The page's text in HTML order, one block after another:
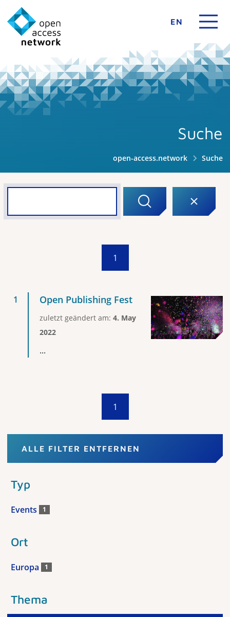
EN
Suche
open-access.network Suche
1
Open Publishing Fest
zuletzt geändert am: 4. May
2022
...
1
ALLE FILTER ENTFERNEN
Typ
Events 1
Ort
Europa 1
Thema